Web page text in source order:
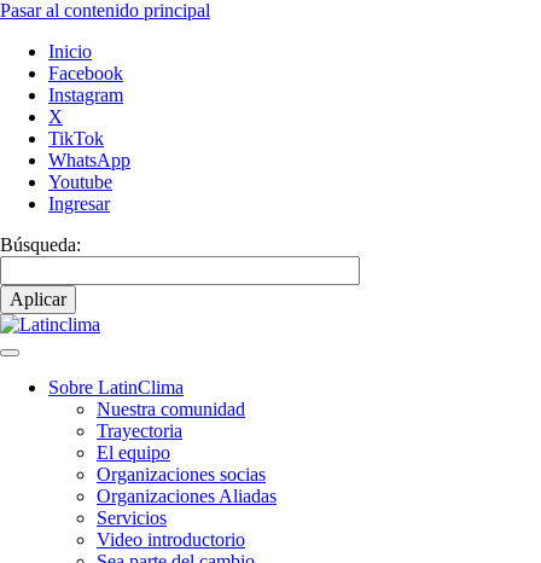
Pasar al contenido principal
Inicio
Facebook
Instagram
X
TikTok
WhatsApp
Youtube
Ingresar
Búsqueda:
Navegación
Sobre LatinClima
Nuestra comunidad
Trayectoria
El equipo
Organizaciones socias
Organizaciones Aliadas
Servicios
Video introductorio